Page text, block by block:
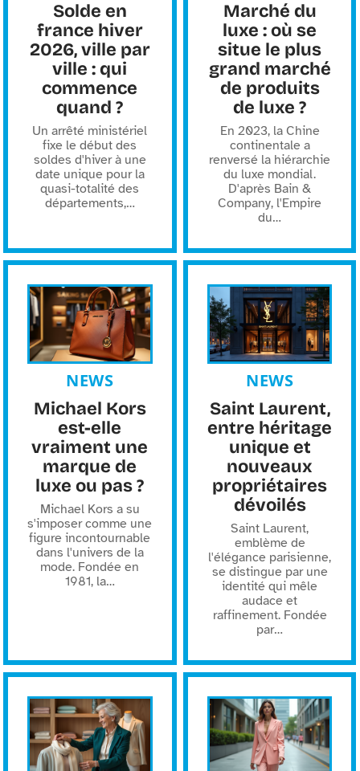
Solde en
france hiver
2026, ville par
ville : qui
commence
quand ?
Un arrêté ministériel
fixe le début des
soldes d'hiver à une
date unique pour la
quasi-totalité des
départements,…
Marché du
luxe : où se
situe le plus
grand marché
de produits
de luxe ?
En 2023, la Chine
continentale a
renversé la hiérarchie
du luxe mondial.
D'après Bain &
Company, l'Empire
du…
NEWS
Michael Kors
est-elle
vraiment une
marque de
luxe ou pas ?
Michael Kors a su
s'imposer comme une
figure incontournable
dans l'univers de la
mode. Fondée en
1981, la…
NEWS
Saint Laurent,
entre héritage
unique et
nouveaux
propriétaires
dévoilés
Saint Laurent,
emblème de
l'élégance parisienne,
se distingue par une
identité qui mêle
audace et
raffinement. Fondée
par…